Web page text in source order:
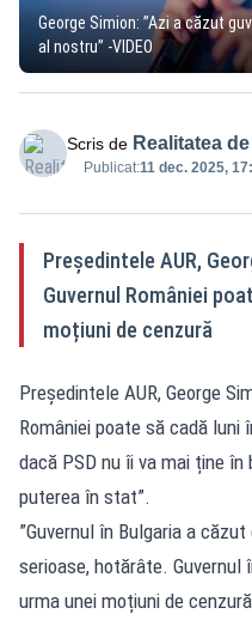
George Simion: ”Azi a căzut
al nostru” -VIDEO
Scris de Realitatea
Publicat:11 dec. 2025,
Președintele AUR,
Guvernul României
moțiuni de cenzură
Președintele AUR, George
României poate să cadă luni
dacă PSD nu îi va mai ține
puterea în stat”.
”Guvernul în Bulgaria a
serioase, hotărâte. Guvernul
urma unei moțiuni de